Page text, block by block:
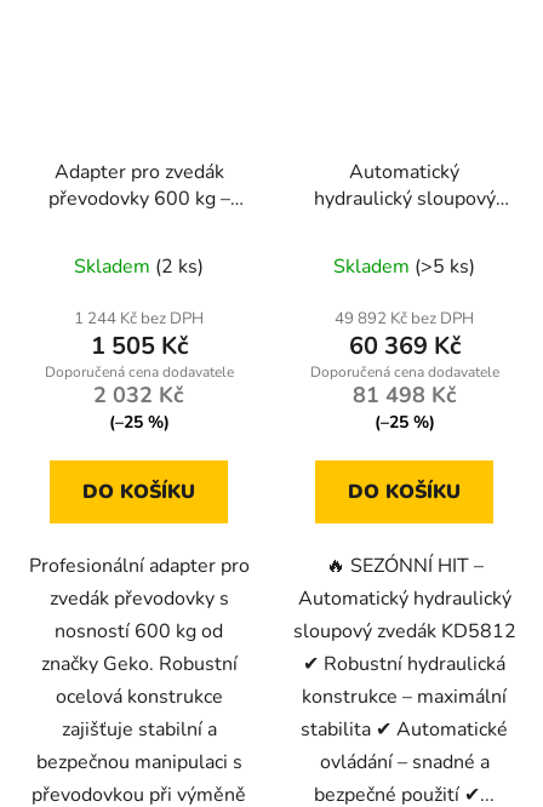
Adapter pro zvedák
převodovky 600 kg –
Skladem (2 ks)
1 244 Kč bez DPH
1 505 Kč
2 032 Kč
(–25 %)
DO KOŠÍKU
Profesionální adapter pro
zvedák převodovky s
nosností 600 kg od
značky Geko. Robustní
ocelová konstrukce
zajišťuje stabilní a
bezpečnou manipulaci s
převodovkou při výměně
Automatický
hydraulický sloupový
Skladem (>5 ks)
49 892 Kč bez DPH
60 369 Kč
81 498 Kč
(–25 %)
DO KOŠÍKU
🔥 SEZÓNNÍ HIT –
Automatický hydraulický
sloupový zvedák KD5812
✔ Robustní hydraulická
konstrukce – maximální
stabilita ✔ Automatické
ovládání – snadné a
bezpečné použití ✔...